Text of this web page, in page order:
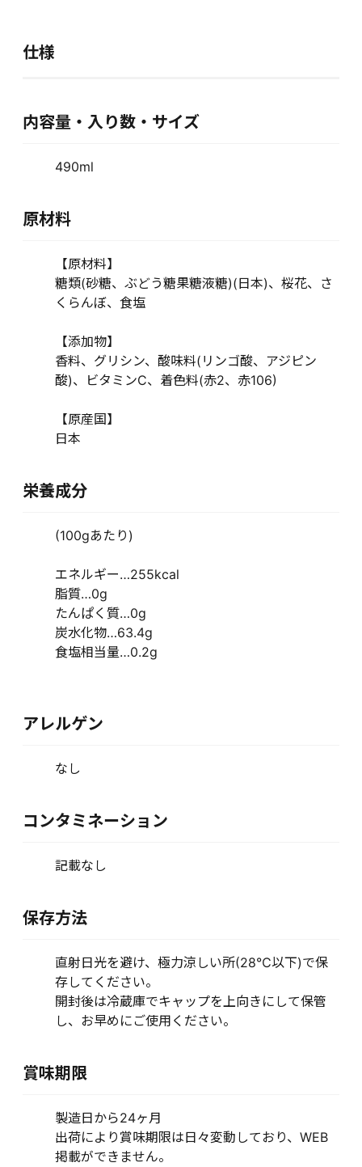
仕様
内容量・入り数・サイズ
490ml
原材料
【原材料】
糖類(砂糖、ぶどう糖果糖液糖)(日本)、桜花、さ
くらんぼ、食塩
【添加物】
香料、グリシン、酸味料(リンゴ酸、アジピン
酸)、ビタミンC、着色料(赤2、赤106)
【原産国】
日本
栄養成分
(100gあたり)
エネルギー…255kcal
脂質…0g
たんぱく質…0g
炭水化物…63.4g
食塩相当量…0.2g
アレルゲン
なし
コンタミネーション
記載なし
保存方法
直射日光を避け、極力涼しい所(28℃以下)で保
存してください。
開封後は冷蔵庫でキャップを上向きにして保管
し、お早めにご使用ください。
賞味期限
製造日から24ヶ月
出荷により賞味期限は日々変動しており、WEB
掲載ができません。